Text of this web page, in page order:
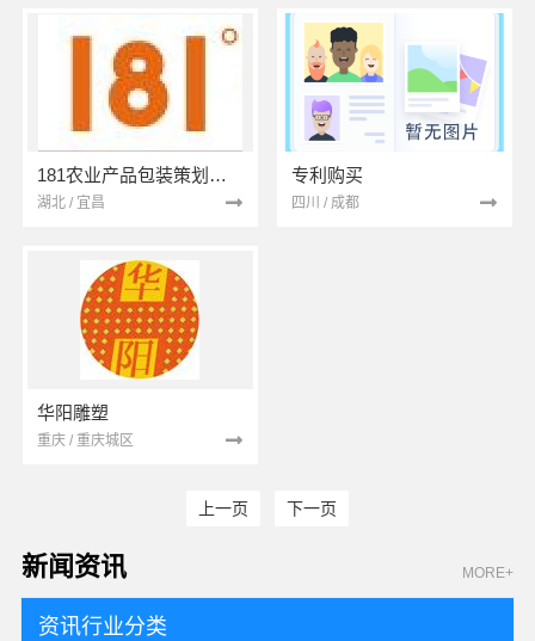
181农业产品包装策划设计
湖北 / 宜昌
专利购买
四川 / 成都
华阳雕塑
重庆 / 重庆城区
上一页 下一页
新闻资讯 MORE+
资讯行业分类